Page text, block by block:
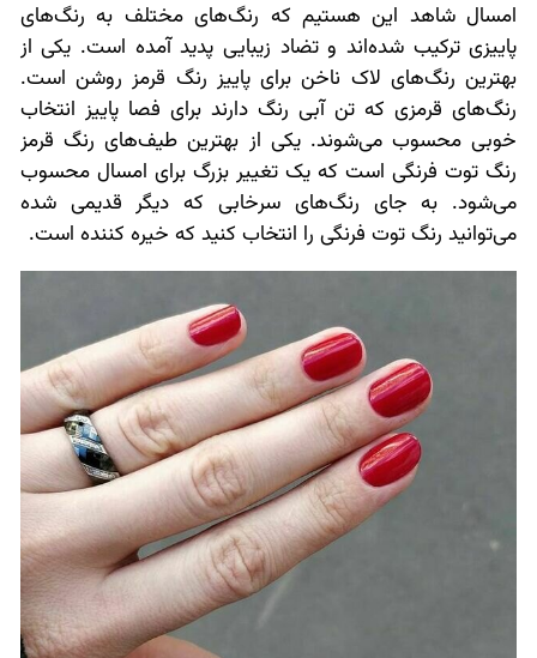
امسال شاهد این هستیم که رنگ‌های مختلف به رنگ‌های
پاییزی ترکیب شده‌اند و تضاد زیبایی پدید آمده است. یکی از
بهترین رنگ‌های لاک ناخن برای پاییز رنگ قرمز روشن است.
رنگ‌های قرمزی که تن آبی رنگ دارند برای فصا پاییز انتخاب
خوبی محسوب می‌شوند. یکی از بهترین طیف‌های رنگ قرمز
رنگ توت فرنگی است که یک تغییر بزرگ برای امسال محسوب
می‌شود. به جای رنگ‌های سرخابی که دیگر قدیمی شده
می‌توانید رنگ توت فرنگی را انتخاب کنید که خیره کننده است.